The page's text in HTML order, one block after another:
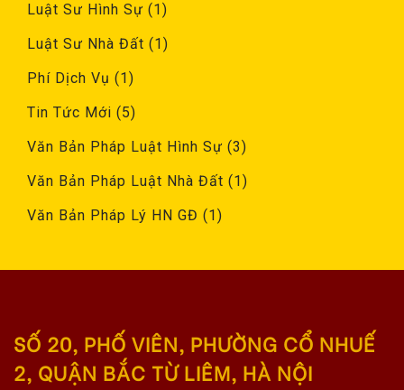
Luật Sư Hình Sự (1)
Luật Sư Nhà Đất (1)
Phí Dịch Vụ (1)
Tin Tức Mới (5)
Văn Bản Pháp Luật Hình Sự (3)
Văn Bản Pháp Luật Nhà Đất (1)
Văn Bản Pháp Lý HN GĐ (1)
SỐ 20, PHỐ VIÊN, PHƯỜNG CỔ NHUẾ
2, QUẬN BẮC TỪ LIÊM, HÀ NỘI